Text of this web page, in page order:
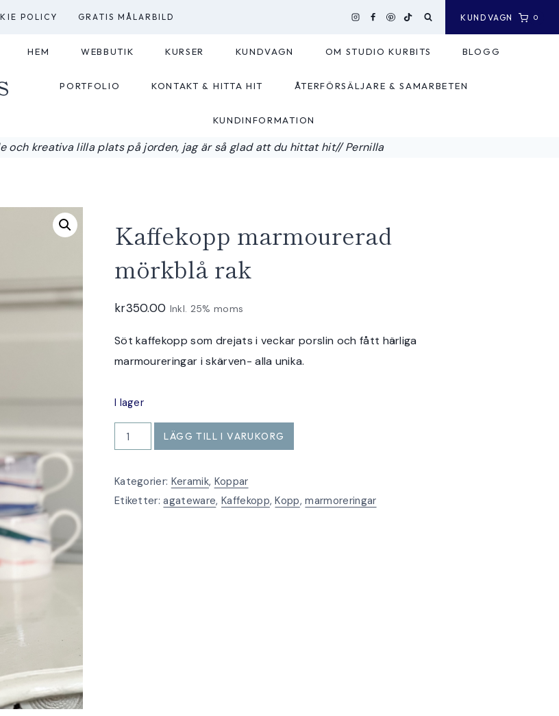
POLICY GRATIS MÅLARBILD KUNDVAGN 0
HEM WEBBUTIK KURSER KUNDVAGN OM STUDIO KURBITS BLOGG
PORTFOLIO KONTAKT & HITTA HIT ÅTERFÖRSÄLJARE & SAMARBETEN
KUNDINFORMATION
och kreativa lilla plats på jorden, jag är så glad att du hittat hit// Pernilla
Kaffekopp marmourerad
mörkblå rak
kr350.00 Inkl. 25% moms
Söt kaffekopp som drejats i veckar porslin och fått härliga
marmoureringar i skärven- alla unika.
I lager
Kaffekopp
marmourerad
rak
LÄGG TILL I VARUKORG
Kategorier: Keramik, Koppar
Etiketter:agateware, Kaffekopp,Kopp,marmoreringar